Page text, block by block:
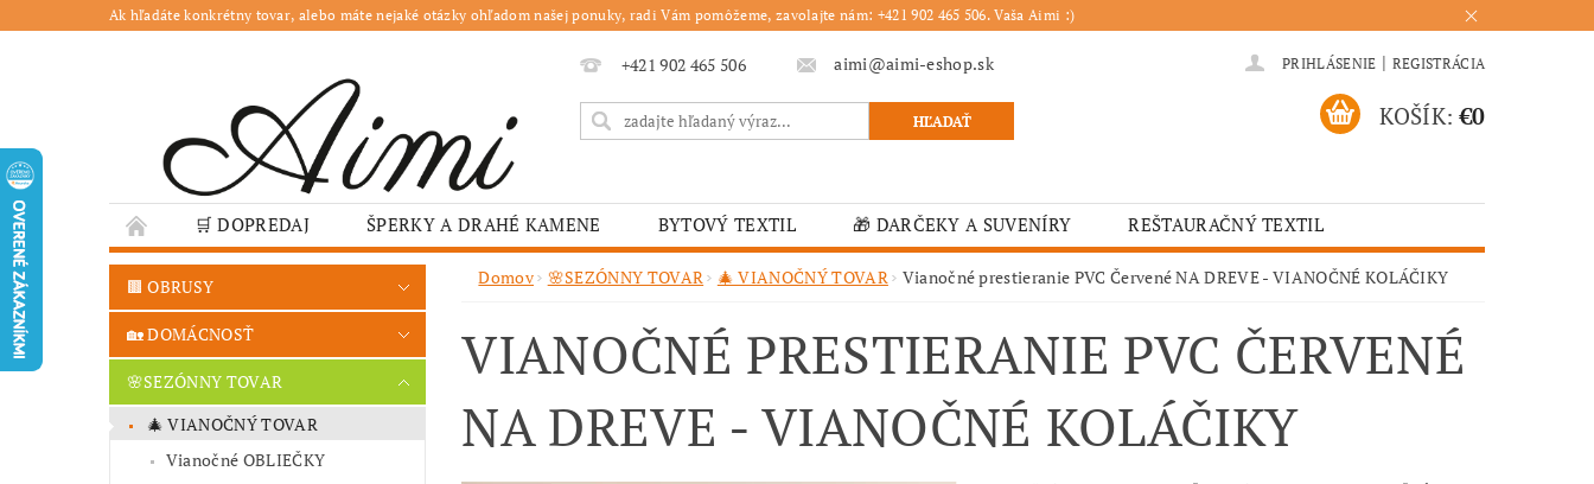
Ak hľadáte konkrétny tovar, alebo máte nejaké otázky ohľadom našej ponuky, radi Vám pomôžeme, zavolajte nám: +421 902 465 506. Vaša Aimi :)
+421 902 465 506 aimi@aimi-eshop.sk PRIHLÁSENIE | REGISTRÁCIA
KOŠÍK: €0
🛒 DOPREDAJ ŠPERKY A DRAHÉ KAMENE BYTOVÝ TEXTIL 🎁 DARČEKY A SUVENÍRY
REŠTAURAČNÝ TEXTIL
🌳 ZÁHRADA
🍽️ GASTRO JESENNÉ OBRUSY 🎄 VIANOČNÝ TOVAR 🏫 ŠKOLSKÉ ZARIADENIA
HOTELOVÝ TEXTIL
❤️ VALENTÍN – TIPY NA DARČEKY
GASTRO PREVÁDZKY
ŠKOLY A VEREJNÉ ZARIADENIA MOJA OBJEDNÁVKA
🟫 OBRUSY
🏡 DOMÁCNOSŤ
🌸SEZÓNNY TOVAR
🎄 VIANOČNÝ TOVAR
Vianočné OBLIEČKY
Domov 🌸SEZÓNNY TOVAR 🎄 VIANOČNÝ TOVAR Vianočné prestieranie PVC Červené NA DREVE - VIANOČNÉ KOLÁČIKY
VIANOČNÉ PRESTIERANIE PVC ČERVENÉ
NA DREVE - VIANOČNÉ KOLÁČIKY